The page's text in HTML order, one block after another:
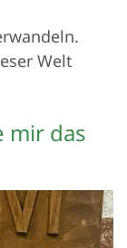
Welt
mir das